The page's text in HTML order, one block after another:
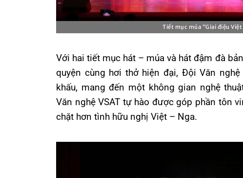
Tiết mục múa “Giai điệu
Với hai tiết mục hát – múa và hát đậm đà
quyện cùng hơi thở hiện đại, Đội Văn
khấu, mang đến một không gian nghệ
Văn nghệ VSAT tự hào được góp phần tôn
chặt hơn tình hữu nghị Việt – Nga.